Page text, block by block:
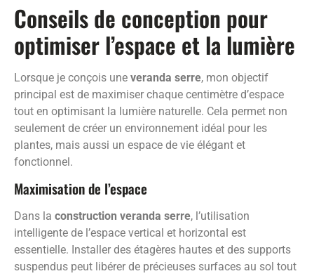
Conseils de conception pour
optimiser l’espace et la lumière
Lorsque je conçois une veranda serre, mon objectif
principal est de maximiser chaque centimètre d’espace
tout en optimisant la lumière naturelle. Cela permet non
seulement de créer un environnement idéal pour les
plantes, mais aussi un espace de vie élégant et
fonctionnel.
Maximisation de l’espace
Dans la construction veranda serre, l’utilisation
intelligente de l’espace vertical et horizontal est
essentielle. Installer des étagères hautes et des supports
suspendus peut libérer de précieuses surfaces au sol tout